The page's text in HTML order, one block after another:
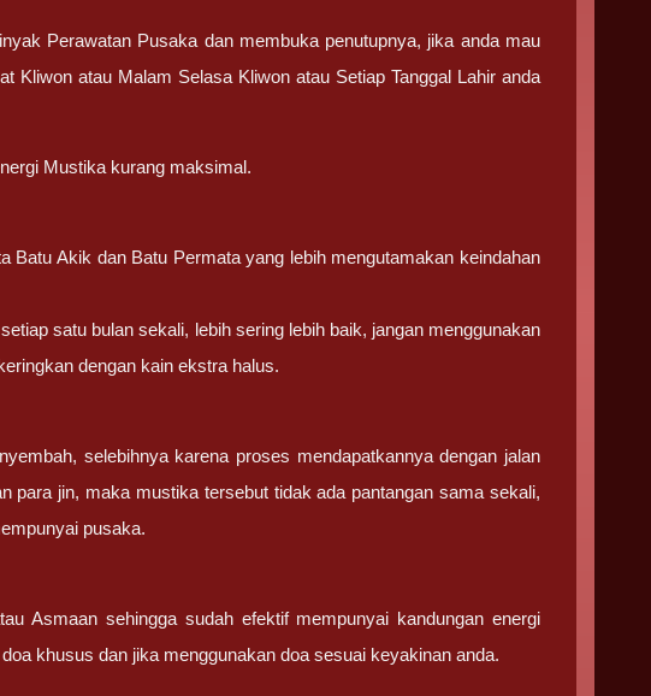
Perawatan Pusaka dan membuka penutupnya, jika anda mau
atau Malam Selasa Kliwon atau Setiap Tanggal Lahir anda
Mustika kurang maksimal.
Batu Akik dan Batu Permata yang lebih mengutamakan keindahan
satu bulan sekali, lebih sering lebih baik, jangan menggunakan
dengan kain ekstra halus.
selebihnya karena proses mendapatkannya dengan jalan
para jin, maka mustika tersebut tidak ada pantangan sama sekali,
pusaka.
Asmaan sehingga sudah efektif mempunyai kandungan energi
khusus dan jika menggunakan doa sesuai keyakinan anda.